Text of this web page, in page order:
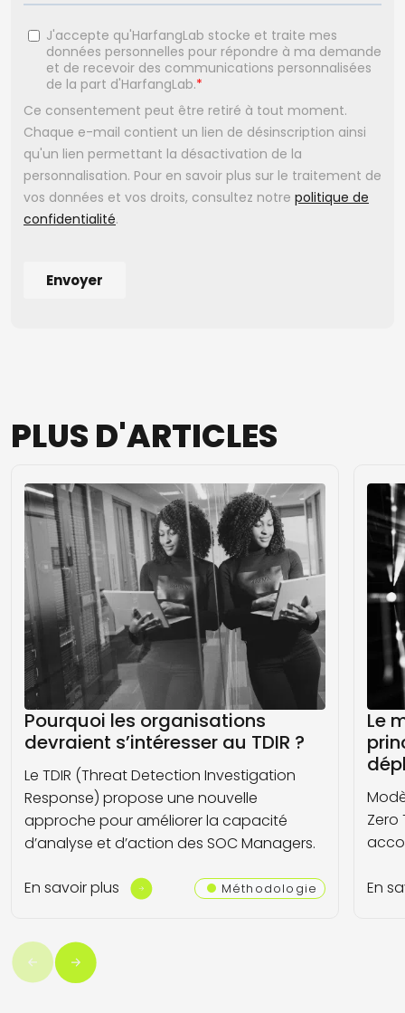
PLUS D'ARTICLES
Pourquoi les organisations
devraient s’intéresser au TDIR ?
Le TDIR (Threat Detection Investigation
Response) propose une nouvelle
approche pour améliorer la capacité
d’analyse et d’action des SOC Managers.
En savoir plus Méthodologie
Le
Zero
En